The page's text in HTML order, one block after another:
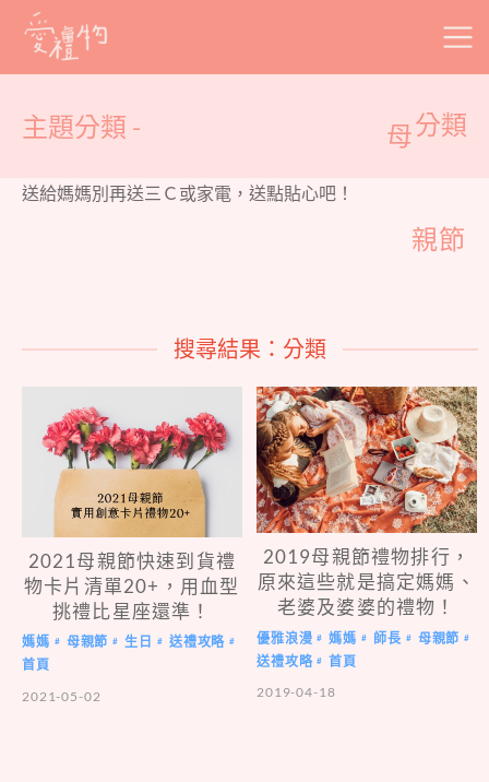
Skip
主題分類 - 分類
母
親節
送給媽媽別再送三Ｃ或家電，送點貼心吧！
搜尋結果：分類
2021母親節快速到貨禮
物卡片清單20+，用血型
挑禮比星座還準！
媽媽 # 母親節 # 生日 # 送禮攻略 #
首頁
2021-05-02
2019母親節禮物排行，
原來這些就是搞定媽媽、
老婆及婆婆的禮物！
優雅浪漫 # 媽媽 # 師長 # 母親節 #
送禮攻略 #
首頁
2019-04-18